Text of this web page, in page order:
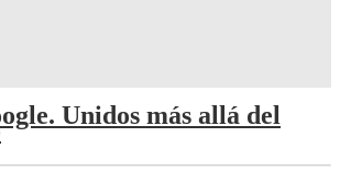
Unidos más allá del